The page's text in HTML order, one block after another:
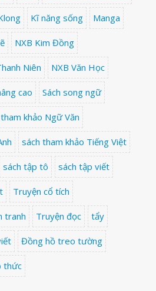
Kĩ năng sống Manga
NXB Kim Đồng
Niên NXB Văn Học
cao Sách song ngữ
khảo Ngữ Văn
sách tham khảo Tiếng Việt
sách tập tô sách tập viết
Truyện cổ tích
tranh Truyện đọc tẩy
Đồng hồ treo tường
thức